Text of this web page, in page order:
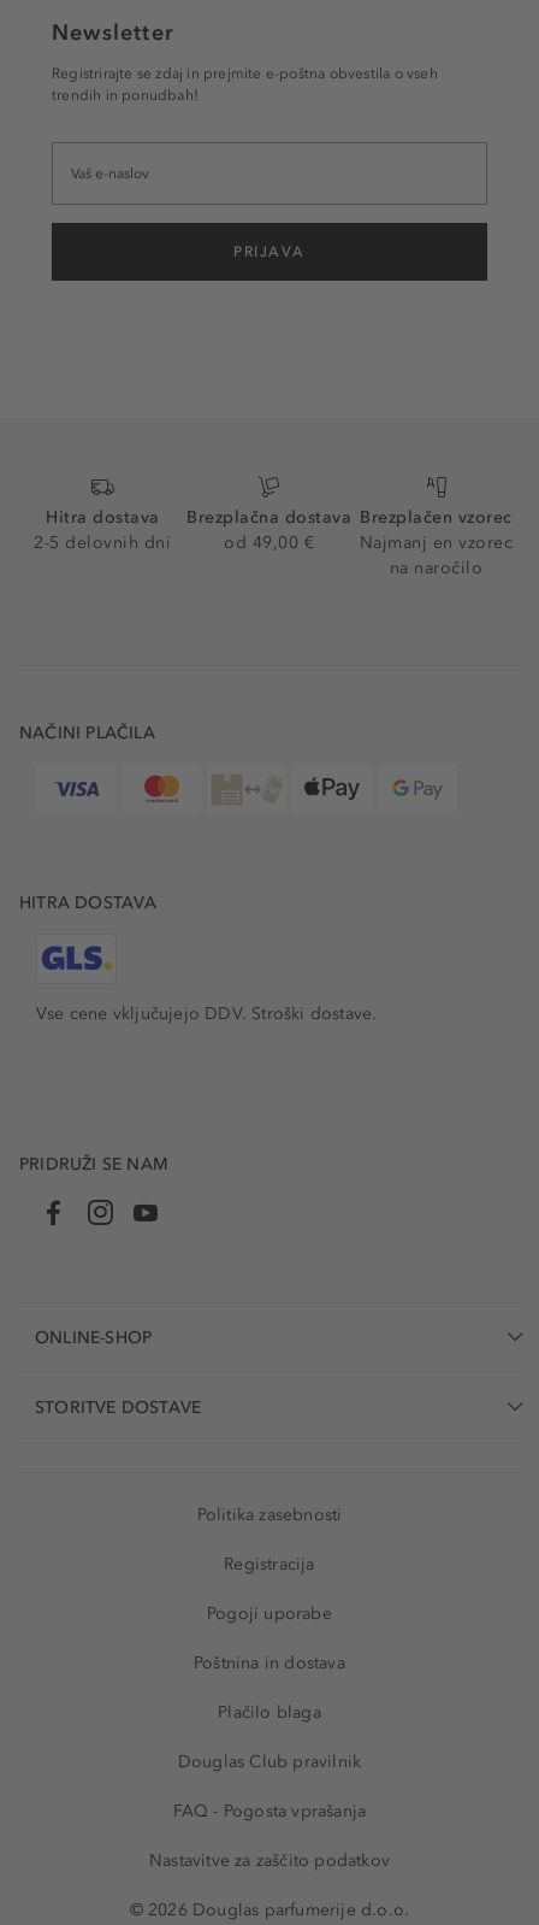
Newsletter
Registrirajte se zdaj in prejmite e-poštna obvestila o vseh
trendih in ponudbah!
PRIJAVA
Hitra dostava
2-5 delovnih dni
Brezplačna dostava
od 49,00 €
Brezplačen vzorec
Najmanj en vzorec
na naročilo
NAČINI PLAČILA
HITRA DOSTAVA
Vse cene vključujejo DDV. Stroški dostave.
PRIDRUŽI SE NAM
ONLINE-SHOP
STORITVE DOSTAVE
Politika zasebnosti
Registracija
Pogoji uporabe
Poštnina in dostava
Plačilo blaga
Douglas Club pravilnik
FAQ - Pogosta vprašanja
Nastavitve za zaščito podatkov
© 2026 Douglas parfumerije d.o.o.